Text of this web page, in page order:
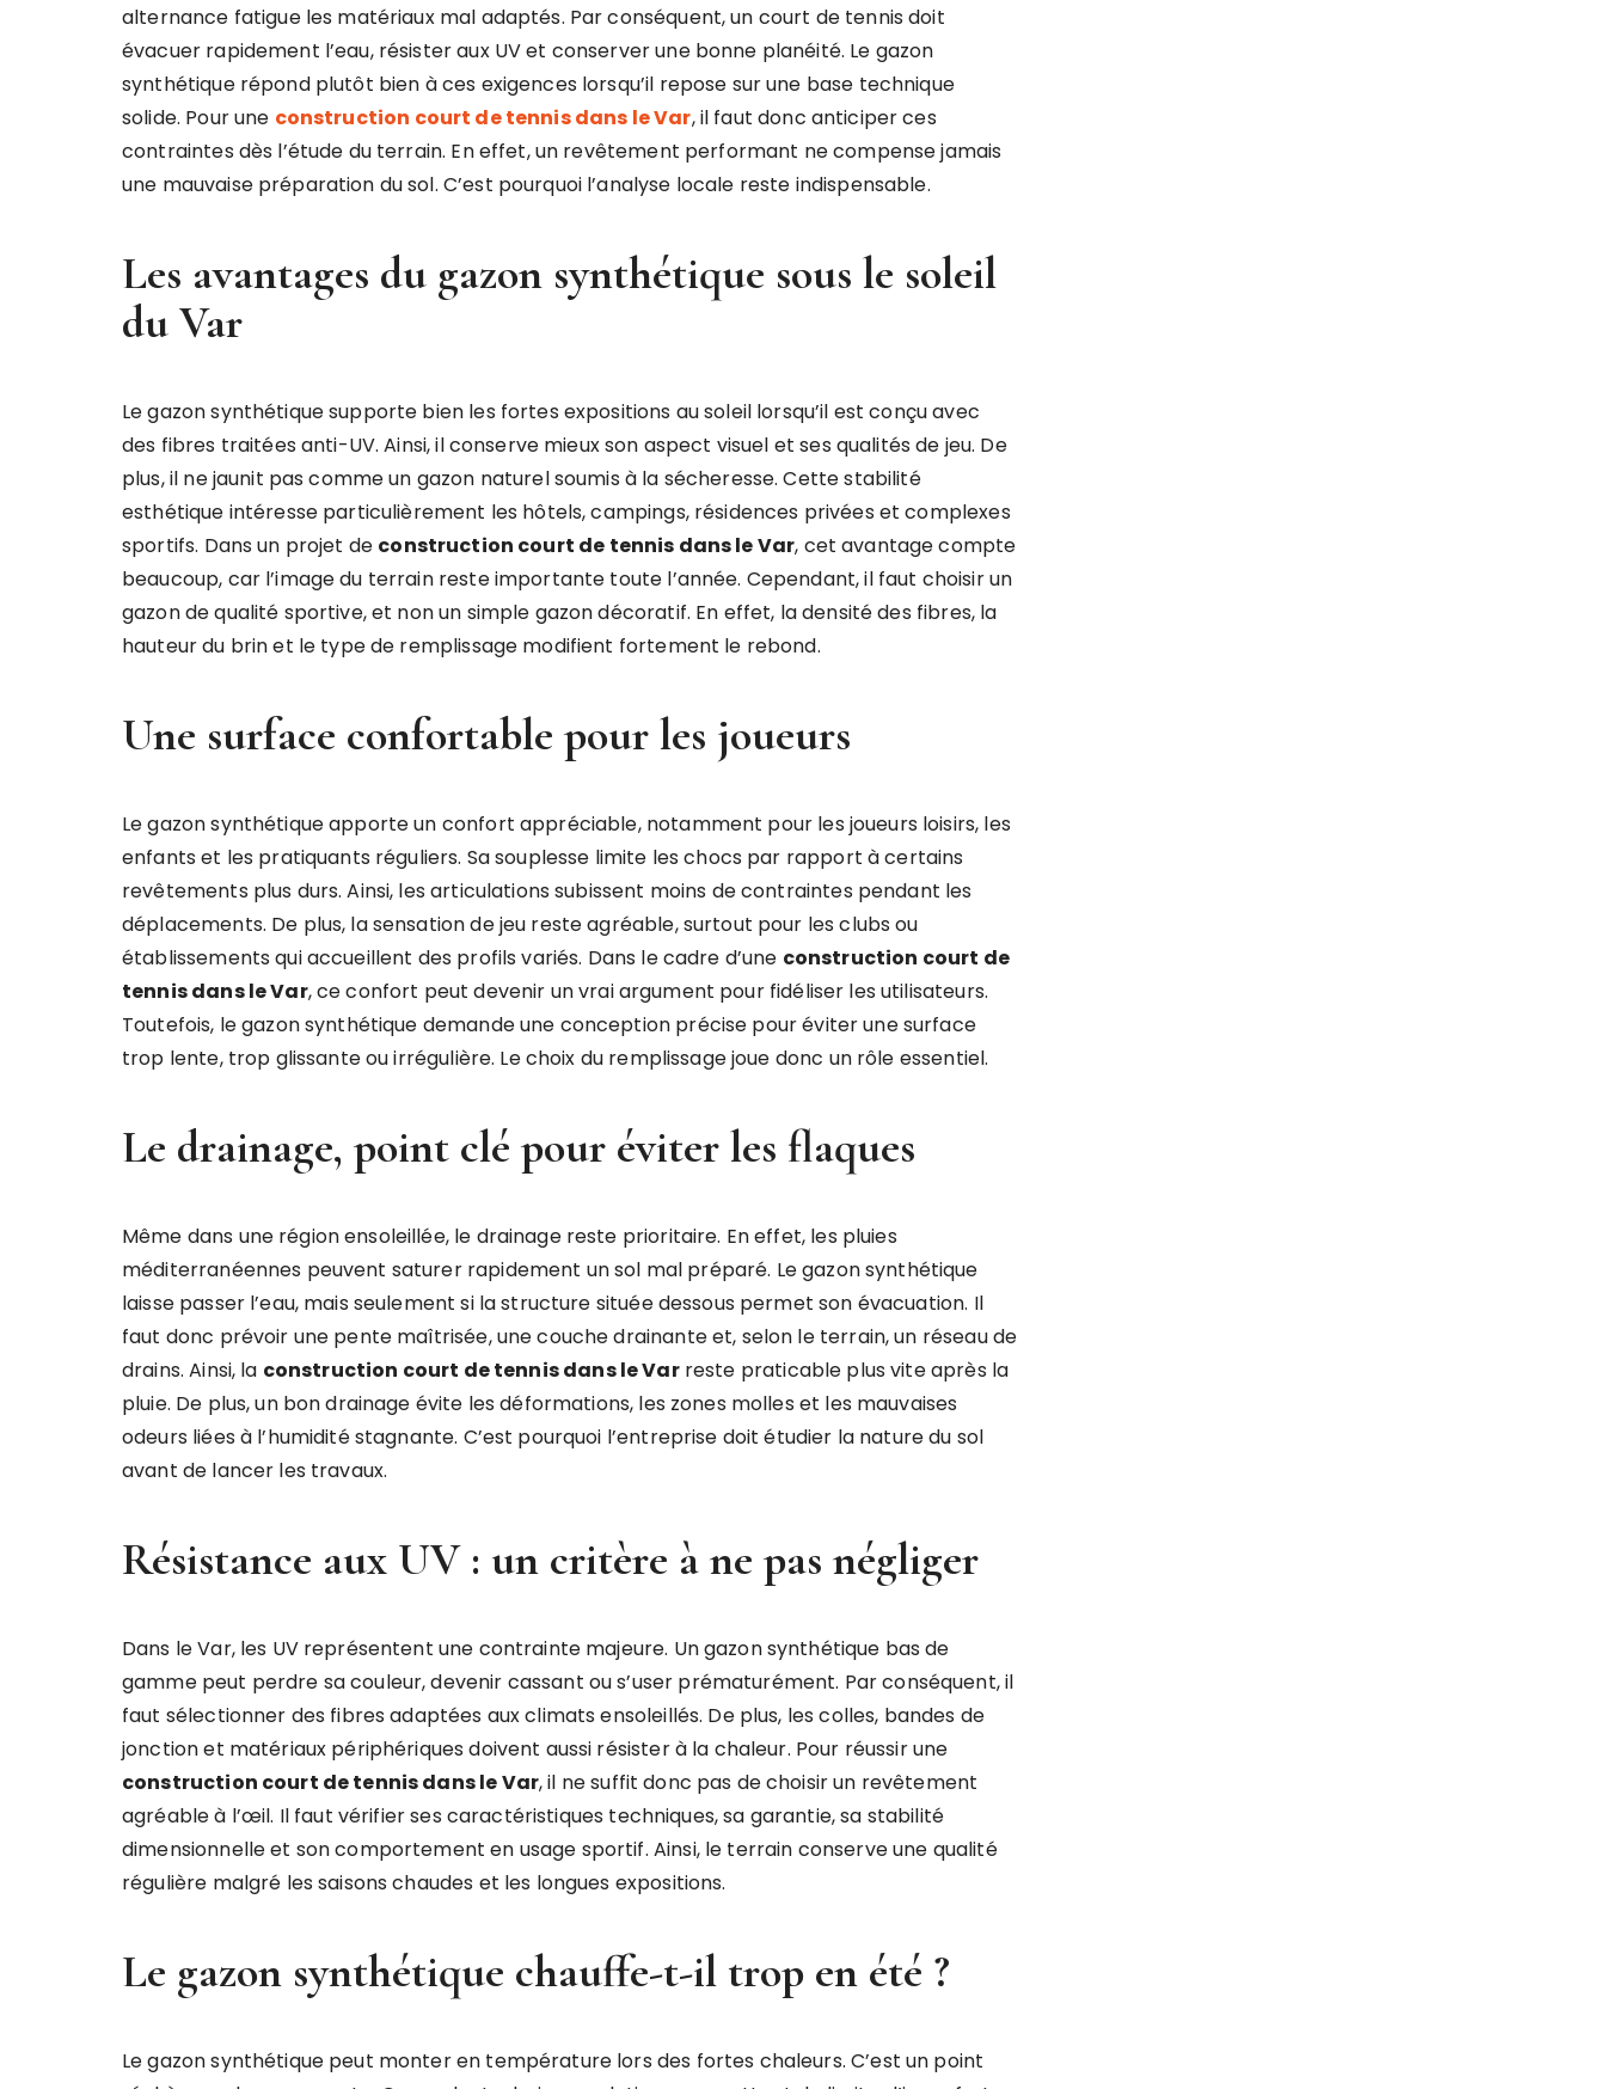
alternance fatigue les matériaux mal adaptés. Par conséquent, un court de tennis doit
évacuer rapidement l’eau, résister aux UV et conserver une bonne planéité. Le gazon
synthétique répond plutôt bien à ces exigences lorsqu’il repose sur une base technique
solide. Pour une construction court de tennis dans le Var, il faut donc anticiper ces
contraintes dès l’étude du terrain. En effet, un revêtement performant ne compense jamais
une mauvaise préparation du sol. C’est pourquoi l’analyse locale reste indispensable.
Les avantages du gazon synthétique sous le soleil
du Var
Le gazon synthétique supporte bien les fortes expositions au soleil lorsqu’il est conçu avec
des fibres traitées anti-UV. Ainsi, il conserve mieux son aspect visuel et ses qualités de jeu. De
plus, il ne jaunit pas comme un gazon naturel soumis à la sécheresse. Cette stabilité
esthétique intéresse particulièrement les hôtels, campings, résidences privées et complexes
sportifs. Dans un projet de construction court de tennis dans le Var, cet avantage compte
beaucoup, car l’image du terrain reste importante toute l’année. Cependant, il faut choisir un
gazon de qualité sportive, et non un simple gazon décoratif. En effet, la densité des fibres, la
hauteur du brin et le type de remplissage modifient fortement le rebond.
Une surface confortable pour les joueurs
Le gazon synthétique apporte un confort appréciable, notamment pour les joueurs loisirs, les
enfants et les pratiquants réguliers. Sa souplesse limite les chocs par rapport à certains
revêtements plus durs. Ainsi, les articulations subissent moins de contraintes pendant les
déplacements. De plus, la sensation de jeu reste agréable, surtout pour les clubs ou
établissements qui accueillent des profils variés. Dans le cadre d’une construction court de
tennis dans le Var, ce confort peut devenir un vrai argument pour fidéliser les utilisateurs.
Toutefois, le gazon synthétique demande une conception précise pour éviter une surface
trop lente, trop glissante ou irrégulière. Le choix du remplissage joue donc un rôle essentiel.
Le drainage, point clé pour éviter les flaques
Même dans une région ensoleillée, le drainage reste prioritaire. En effet, les pluies
méditerranéennes peuvent saturer rapidement un sol mal préparé. Le gazon synthétique
laisse passer l’eau, mais seulement si la structure située dessous permet son évacuation. Il
faut donc prévoir une pente maîtrisée, une couche drainante et, selon le terrain, un réseau de
drains. Ainsi, la construction court de tennis dans le Varreste praticable plus vite après la
pluie. De plus, un bon drainage évite les déformations, les zones molles et les mauvaises
odeurs liées à l’humidité stagnante. C’est pourquoi l’entreprise doit étudier la nature du sol
avant de lancer les travaux.
Résistance aux UV : un critère à ne pas négliger
Dans le Var, les UV représentent une contrainte majeure. Un gazon synthétique bas de
gamme peut perdre sa couleur, devenir cassant ou s’user prématurément. Par conséquent, il
faut sélectionner des fibres adaptées aux climats ensoleillés. De plus, les colles, bandes de
jonction et matériaux périphériques doivent aussi résister à la chaleur. Pour réussir une
construction court de tennis dans le Var, il ne suffit donc pas de choisir un revêtement
agréable à l’œil. Il faut vérifier ses caractéristiques techniques, sa garantie, sa stabilité
dimensionnelle et son comportement en usage sportif. Ainsi, le terrain conserve une qualité
régulière malgré les saisons chaudes et les longues expositions.
Le gazon synthétique chauffe-t-il trop en été ?
Le gazon synthétique peut monter en température lors des fortes chaleurs. C’est un point